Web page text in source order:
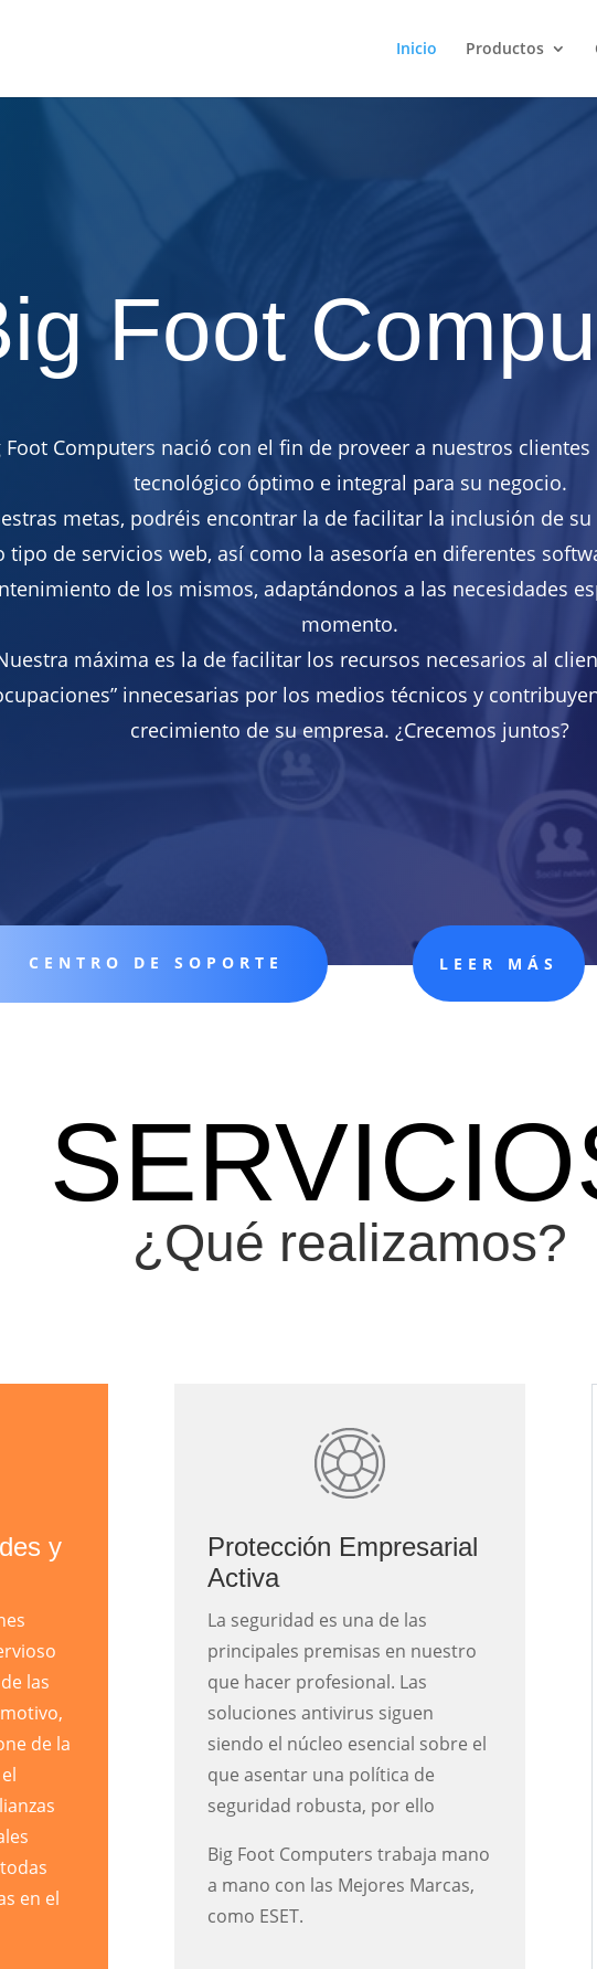
Inicio Productos
Foot
Foot Computers nació con el fin de proveer a nuestros
tecnológico óptimo e integral para su negocio.
metas, podréis encontrar la de facilitar la inclusión de
tipo de servicios web, así como la asesoría en diferentes
de los mismos, adaptándonos a las necesidades
momento.
máxima es la de facilitar los recursos necesarios al
innecesarias por los medios técnicos y
crecimiento de su empresa. ¿Crecemos juntos?
CENTRO DE SOPORTE LEER MÁS
¿Qué realizamos?
y
las
de la
en el
Protección Empresarial
Activa
La seguridad es una de las
principales premisas en nuestro
que hacer profesional. Las
soluciones antivirus siguen
siendo el núcleo esencial sobre el
que asentar una política de
seguridad robusta, por ello
Big Foot Computers trabaja mano
a mano con las Mejores Marcas,
como ESET.